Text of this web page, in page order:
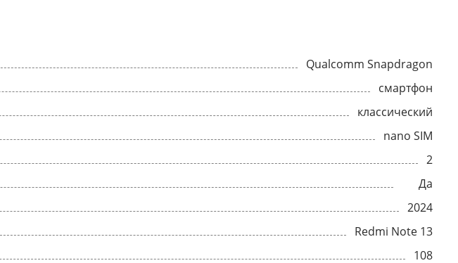
Qualcomm Snapdragon
смартфон
классический
nano SIM
2
Да
2024
Redmi Note 13
108